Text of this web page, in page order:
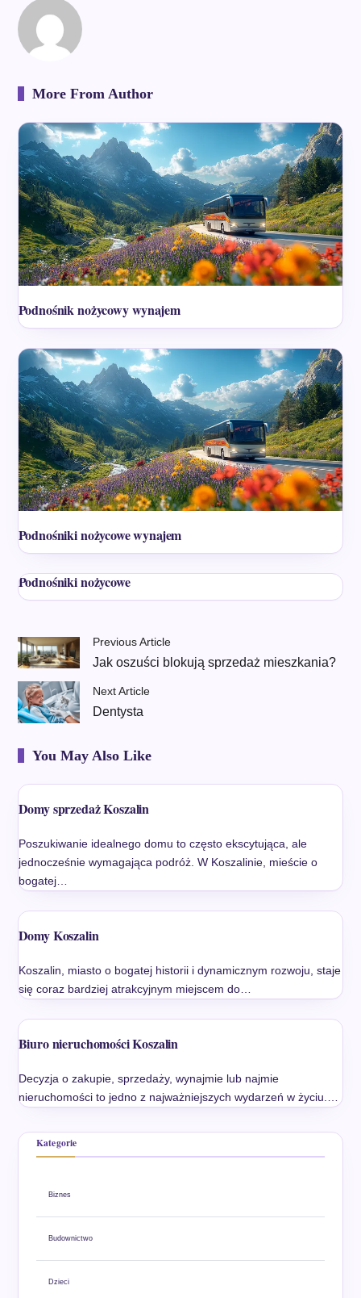
More From Author
Podnośnik nożycowy wynajem
Podnośniki nożycowe wynajem
Podnośniki nożycowe
Previous Article
Jak oszuści blokują sprzedaż mieszkania?
Next Article
Dentysta
You May Also Like
Domy sprzedaż Koszalin
Poszukiwanie idealnego domu to często ekscytująca, ale
jednocześnie wymagająca podróż. W Koszalinie, mieście o
bogatej…
Domy Koszalin
Koszalin, miasto o bogatej historii i dynamicznym rozwoju, staje
się coraz bardziej atrakcyjnym miejscem do…
Biuro nieruchomości Koszalin
Decyzja o zakupie, sprzedaży, wynajmie lub najmie
nieruchomości to jedno z najważniejszych wydarzeń w życiu.…
Kategorie
Biznes
Budownictwo
Dzieci